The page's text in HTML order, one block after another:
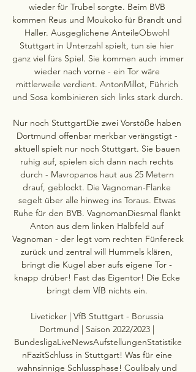
wieder für Trubel sorgte. Beim BVB
kommen Reus und Moukoko für Brandt und
Haller. Ausgeglichene AnteileObwohl
Stuttgart in Unterzahl spielt, tun sie hier
ganz viel fürs Spiel. Sie kommen auch immer
wieder nach vorne - ein Tor wäre
mittlerweile verdient. AntonMillot, Führich
und Sosa kombinieren sich links stark durch.
Nur noch StuttgartDie zwei Vorstöße haben
Dortmund offenbar merkbar verängstigt -
aktuell spielt nur noch Stuttgart. Sie bauen
ruhig auf, spielen sich dann nach rechts
durch - Mavropanos haut aus 25 Metern
drauf, geblockt. Die Vagnoman-Flanke
segelt über alle hinweg ins Toraus. Etwas
Ruhe für den BVB. VagnomanDiesmal flankt
Anton aus dem linken Halbfeld auf
Vagnoman - der legt vom rechten Fünfereck
zurück und zentral will Hummels klären,
bringt die Kugel aber aufs eigene Tor -
knapp drüber! Fast das Eigentor! Die Ecke
bringt dem VfB nichts ein.
Liveticker | VfB Stuttgart - Borussia
Dortmund | Saison 2022/2023 |
BundesligaLiveNewsAufstellungenStatistike
nFazitSchluss in Stuttgart! Was für eine
wahnsinnige Schlussphase! Coulibaly und